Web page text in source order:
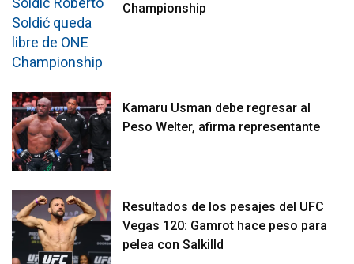
Championship
Kamaru Usman debe regresar al
Peso Welter, afirma representante
Resultados de los pesajes del UFC
Vegas 120: Gamrot hace peso para
pelea con Salkilld